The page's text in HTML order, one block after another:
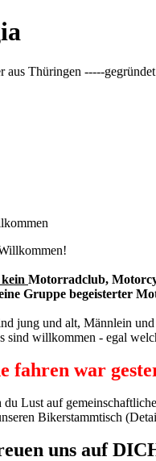
aus Thüringen -----
kein Motorradclub,
Gruppe begeisterter
jung und alt, Männlein
sind willkommen - egal
fahren war
du Lust auf
Bikerstammtisch
uns auf